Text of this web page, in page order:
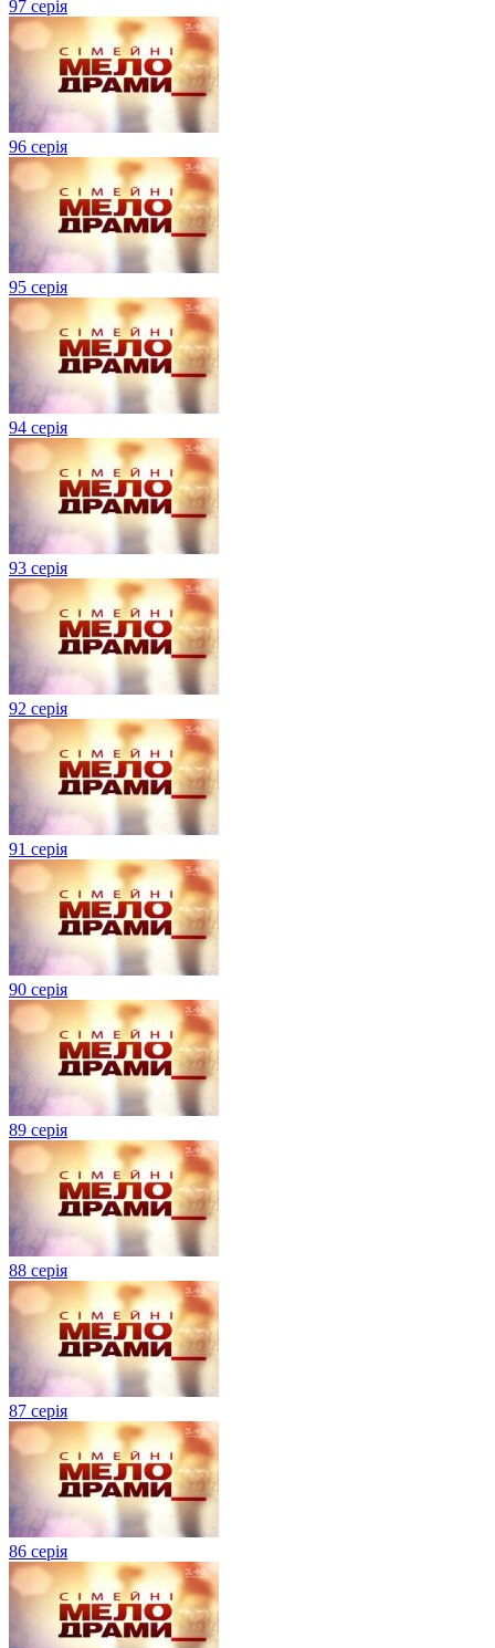
97 серія
96 серія
95 серія
94 серія
93 серія
92 серія
91 серія
90 серія
89 серія
88 серія
87 серія
86 серія